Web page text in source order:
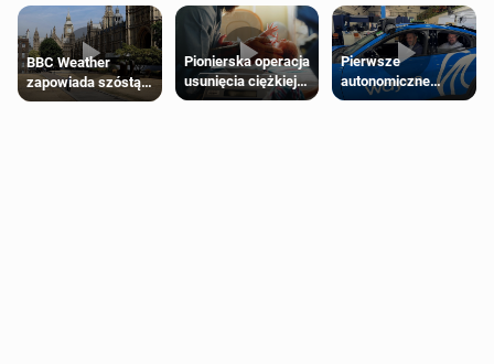
BBC Weather
zapowiada szóstą
falę upałów w
Pionierska operacja
usunięcia ciężkiej
wady wrodzonej
Pierwsze
autonomiczne
Ubery pojawią się